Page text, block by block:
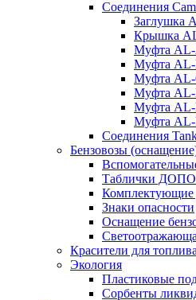
Соединения
Заглушка
Крышка
Муфта
Муфта
Муфта AL-
Муфта
Муфта AL-
Муфта
Соединения
Бензовозы
Таблички
Комплектующие
Знаки опасности
Оснащение
Красители для топлива
Экология
Пластиковые
Сорбенты